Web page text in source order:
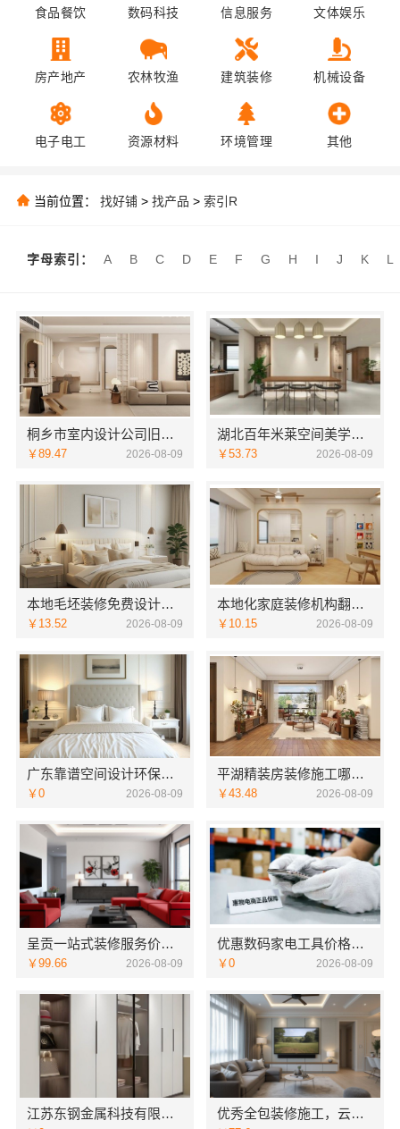
食品餐饮 数码科技 信息服务 文体娱乐
房产地产 农林牧渔 建筑装修 机械设备
电子电工 资源材料 环境管理 其他
当前位置： 找好铺 > 找产品 > 索引R
字母索引： A B C D E F G H I J K L
桐乡市室内设计公司旧房翻新，嘉兴锦居装饰材料有限公司
￥89.47 2026-08-09
湖北百年米莱空间美学装饰材料有限公司武汉高端家装口碑解析
￥53.73 2026-08-09
本地毛坯装修免费设计环保找浙江臻美新型建材有限公司
￥13.52 2026-08-09
本地化家庭装修机构翻新，嘉兴绿色之家建材科技有限公司
￥10.15 2026-08-09
广东靠谱空间设计环保材料，广东鼎饰空间装饰工程有限公司
￥0 2026-08-09
平湖精装房装修施工哪家好？嘉兴家美建材科技专业靠谱
￥43.48 2026-08-09
呈贡一站式装修服务价格表，云南至高新型建材有限公司
￥99.66 2026-08-09
优惠数码家电工具价格，湖北省惠物电子商务有限公司
￥0 2026-08-09
江苏东钢金属科技有限公司不锈钢橱柜十大品牌 优秀全包装修施工，云南至高新型建材有限公司品质保障